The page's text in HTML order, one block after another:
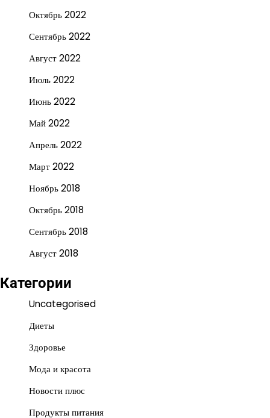
Октябрь 2022
Сентябрь 2022
Август 2022
Июль 2022
Июнь 2022
Май 2022
Апрель 2022
Март 2022
Ноябрь 2018
Октябрь 2018
Сентябрь 2018
Август 2018
Категории
Uncategorised
Диеты
Здоровье
Мода и красота
Новости плюс
Продукты питания